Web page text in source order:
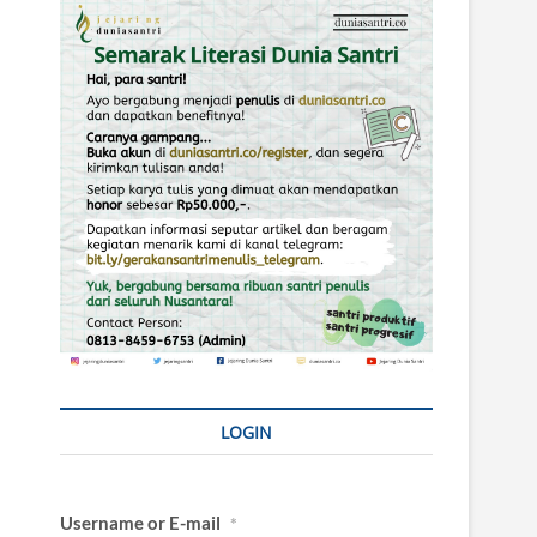
LOGIN
Username or E-mail *